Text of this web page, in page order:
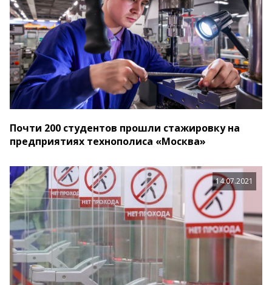
Почти 200 студентов прошли стажировку на
предприятиях технополиса «Москва»
14.07.2021